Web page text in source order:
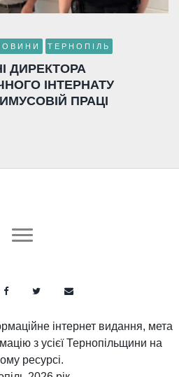
ТЕРНОПІЛЬ
ДИРЕКТОРА
ІНТЕРНАТУ
ПРАЦІ
інтернет видання, мета
з усієї Тернопільщини на
ресурсі.